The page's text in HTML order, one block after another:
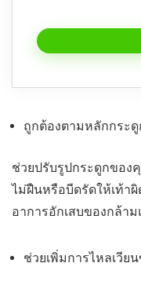
ถูกต้องตามหลักกระดู
ช่วยปรับรูปกระดูกของ
ไม่ฝืนหรือบีดรัดให้เท้า
อาการอักเสบของกล้าม
ช่วยเพิ่มการไหลเวีย